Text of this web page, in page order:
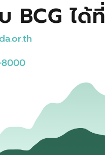
BCG ได้ที่